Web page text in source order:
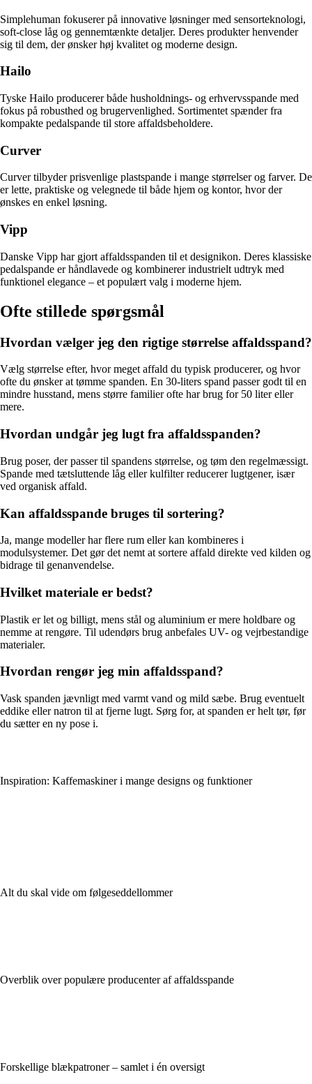
Simplehuman fokuserer på innovative løsninger med sensorteknologi,
soft-close låg og gennemtænkte detaljer. Deres produkter henvender
sig til dem, der ønsker høj kvalitet og moderne design.
Hailo
Tyske Hailo producerer både husholdnings- og erhvervsspande med
fokus på robusthed og brugervenlighed. Sortimentet spænder fra
kompakte pedalspande til store affaldsbeholdere.
Curver
Curver tilbyder prisvenlige plastspande i mange størrelser og farver. De
er lette, praktiske og velegnede til både hjem og kontor, hvor der
ønskes en enkel løsning.
Vipp
Danske Vipp har gjort affaldsspanden til et designikon. Deres klassiske
pedalspande er håndlavede og kombinerer industrielt udtryk med
funktionel elegance – et populært valg i moderne hjem.
Ofte stillede spørgsmål
Hvordan vælger jeg den rigtige størrelse affaldsspand?
Vælg størrelse efter, hvor meget affald du typisk producerer, og hvor
ofte du ønsker at tømme spanden. En 30-liters spand passer godt til en
mindre husstand, mens større familier ofte har brug for 50 liter eller
mere.
Hvordan undgår jeg lugt fra affaldsspanden?
Brug poser, der passer til spandens størrelse, og tøm den regelmæssigt.
Spande med tætsluttende låg eller kulfilter reducerer lugtgener, især
ved organisk affald.
Kan affaldsspande bruges til sortering?
Ja, mange modeller har flere rum eller kan kombineres i
modulsystemer. Det gør det nemt at sortere affald direkte ved kilden og
bidrage til genanvendelse.
Hvilket materiale er bedst?
Plastik er let og billigt, mens stål og aluminium er mere holdbare og
nemme at rengøre. Til udendørs brug anbefales UV- og vejrbestandige
materialer.
Hvordan rengør jeg min affaldsspand?
Vask spanden jævnligt med varmt vand og mild sæbe. Brug eventuelt
eddike eller natron til at fjerne lugt. Sørg for, at spanden er helt tør, før
du sætter en ny pose i.
Inspiration: Kaffemaskiner i mange designs og funktioner
Alt du skal vide om følgeseddellommer
Overblik over populære producenter af affaldsspande
Forskellige blækpatroner – samlet i én oversigt